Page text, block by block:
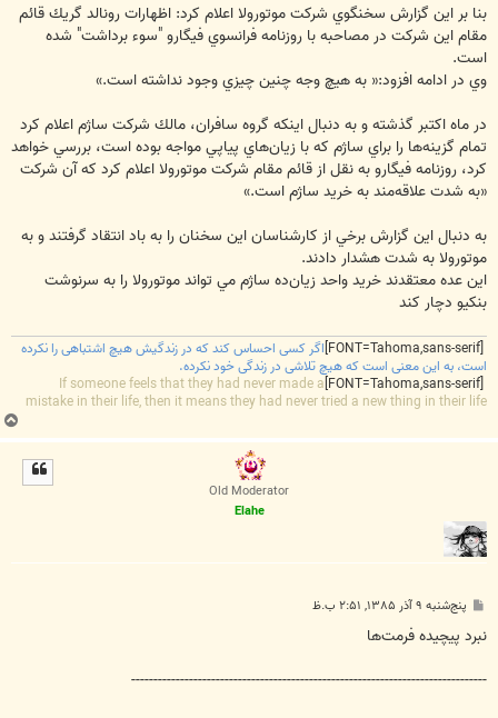
بنا بر اين گزارش سخنگوي شركت موتورولا اعلام كرد: اظهارات رونالد گريك قائم
مقام اين شركت در مصاحبه با روزنامه فرانسوي فيگارو "سوء برداشت" شده
است.
وي در ادامه افزود:« به هيچ وجه چنين چيزي وجود نداشته است.»
در ماه اكتبر گذشته و به دنبال اينكه گروه سافران، مالك شركت ساژم اعلام كرد
تمام گزينه‌ها را براي ساژم كه با زيان‌هاي پياپي مواجه بوده است، بررسي خواهد
كرد، روزنامه فيگارو به نقل از قائم مقام شركت موتورولا اعلام كرد كه آن شركت
«به شدت علاقه‌مند به خريد ساژم است.»
به دنبال اين گزارش برخي از كارشناسان اين سخنان را به باد انتقاد گرفتند و به
موتورولا به شدت هشدار دادند.
اين عده معتقدند خريد واحد زيان‌ده ساژم مي تواند موتورولا را به سرنوشت
بنكيو دچار كند
اگر کسی احساس کند که در زندگیش هیچ اشتباهی را نکرده
است، به این معنی است که هیچ تلاشی در زندگی خود نکرده.
If someone feels that they had never made a
mistake in their life, then it means they had never tried a new thing in their life
ب
ا
Old Moderator
Elahe
پ
ت
پنج‌شنبه ۹ آذر ۱۳۸۵, ۲:۵۱ ب.ظ
نبرد پيچيده فرمت‌ها
--------------------------------------------------------------------------------